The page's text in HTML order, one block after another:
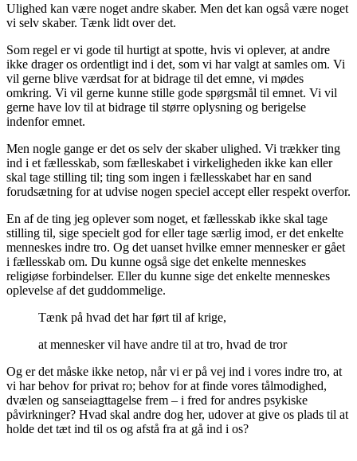
Ulighed kan være noget andre skaber. Men det kan også være noget
vi selv skaber. Tænk lidt over det.
Som regel er vi gode til hurtigt at spotte, hvis vi oplever, at andre
ikke drager os ordentligt ind i det, som vi har valgt at samles om. Vi
vil gerne blive værdsat for at bidrage til det emne, vi mødes
omkring. Vi vil gerne kunne stille gode spørgsmål til emnet. Vi vil
gerne have lov til at bidrage til større oplysning og berigelse
indenfor emnet.
Men nogle gange er det os selv der skaber ulighed. Vi trækker ting
ind i et fællesskab, som fælleskabet i virkeligheden ikke kan eller
skal tage stilling til; ting som ingen i fællesskabet har en sand
forudsætning for at udvise nogen speciel accept eller respekt overfor.
En af de ting jeg oplever som noget, et fællesskab ikke skal tage
stilling til, sige specielt god for eller tage særlig imod, er det enkelte
menneskes indre tro. Og det uanset hvilke emner mennesker er gået
i fællesskab om. Du kunne også sige det enkelte menneskes
religiøse forbindelser. Eller du kunne sige det enkelte menneskes
oplevelse af det guddommelige.
Tænk på hvad det har ført til af krige,
at mennesker vil have andre til at tro, hvad de tror
Og er det måske ikke netop, når vi er på vej ind i vores indre tro, at
vi har behov for privat ro; behov for at finde vores tålmodighed,
dvælen og sanseiagttagelse frem – i fred for andres psykiske
påvirkninger? Hvad skal andre dog her, udover at give os plads til at
holde det tæt ind til os og afstå fra at gå ind i os?